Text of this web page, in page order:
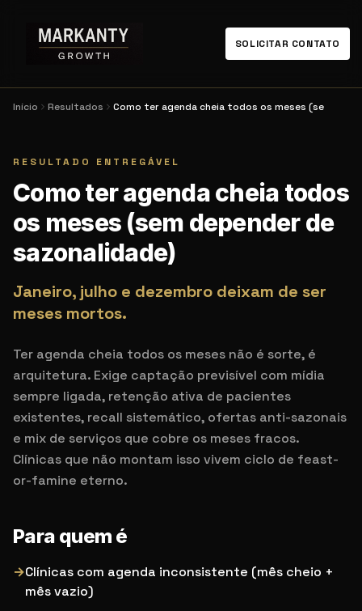
SOLICITAR CONTATO
Início Resultados Como ter agenda cheia todos os meses (se
RESULTADO ENTREGÁVEL
Como ter agenda cheia todos
os meses (sem depender de
sazonalidade)
Janeiro, julho e dezembro deixam de ser
meses mortos.
Ter agenda cheia todos os meses não é sorte, é
arquitetura. Exige captação previsível com mídia
sempre ligada, retenção ativa de pacientes
existentes, recall sistemático, ofertas anti-sazonais
e mix de serviços que cobre os meses fracos.
Clínicas que não montam isso vivem ciclo de feast-
or-famine eterno.
Para quem é
→Clínicas com agenda inconsistente (mês cheio +
mês vazio)